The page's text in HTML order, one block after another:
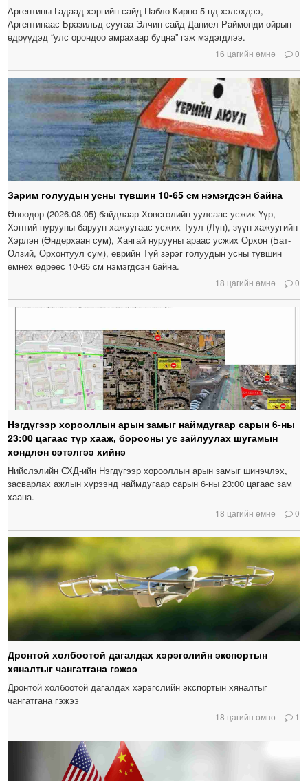
Аргентины Гадаад хэргийн сайд Пабло Кирно 5-нд хэлэхдээ,
Аргентинаас Бразильд суугаа Элчин сайд Даниел Раймонди ойрын
өдрүүдэд “улс орондоо амрахаар буцна” гэж мэдэгдлээ.
16 цагийн өмнө 0
Зарим голуудын усны түвшин 10-65 см нэмэгдсэн байна
Өнөөдөр (2026.08.05) байдлаар Хөвсгөлийн уулсаас усжих Үүр,
Хэнтий нурууны баруун хажуугаас усжих Туул (Лүн), зүүн хажуугийн
Хэрлэн (Өндөрхаан сум), Хангай нурууны араас усжих Орхон (Бат-
Өлзий, Орхонтуул сум), өврийн Түй зэрэг голуудын усны түвшин
өмнөх өдрөөс 10-65 см нэмэгдсэн байна.
18 цагийн өмнө 0
Нэгдүгээр хорооллын арын замыг наймдугаар сарын 6-ны
23:00 цагаас түр хааж, борооны ус зайлуулах шугамын
хөндлөн сэтэлгээ хийнэ
Нийслэлийн СХД-ийн Нэгдүгээр хорооллын арын замыг шинэчлэх,
засварлах ажлын хүрээнд наймдугаар сарын 6-ны 23:00 цагаас зам
хаана.
18 цагийн өмнө 0
Дронтой холбоотой дагалдах хэрэгслийн экспортын
хяналтыг чангатгана гэжээ
Дронтой холбоотой дагалдах хэрэгслийн экспортын хяналтыг
чангатгана гэжээ
18 цагийн өмнө 1